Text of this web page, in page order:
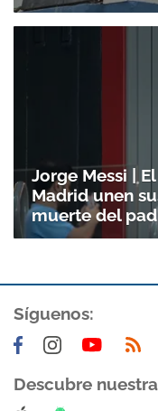
Jorge Messi |
Madrid unen
muerte del
Síguenos:
Descubre